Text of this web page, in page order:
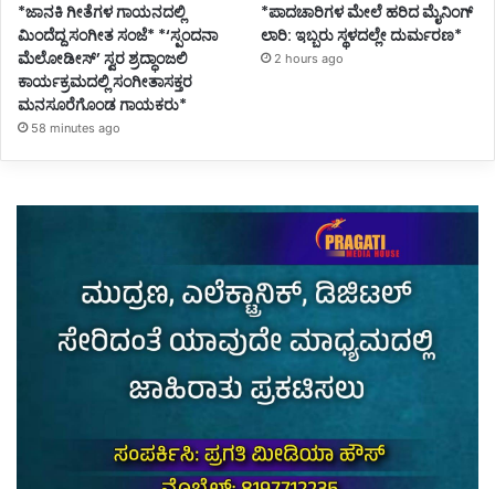
*ಜಾನಕಿ ಗೀತೆಗಳ ಗಾಯನದಲ್ಲಿ
ಮಿಂದೆದ್ದ ಸಂಗೀತ ಸಂಜೆ* *‘ಸ್ಪಂದನಾ
ಮೆಲೋಡೀಸ್’ ಸ್ವರ ಶ್ರದ್ಧಾಂಜಲಿ
ಕಾರ್ಯಕ್ರಮದಲ್ಲಿ ಸಂಗೀತಾಸಕ್ತರ
ಮನಸೂರೆಗೊಂಡ ಗಾಯಕರು*
58 minutes ago
*ಪಾದಚಾರಿಗಳ ಮೇಲೆ ಹರಿದ ಮೈನಿಂಗ್
ಲಾರಿ: ಇಬ್ಬರು ಸ್ಥಳದಲ್ಲೇ ದುರ್ಮರಣ*
2 hours ago